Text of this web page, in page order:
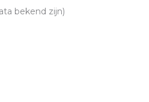
bekend zijn)